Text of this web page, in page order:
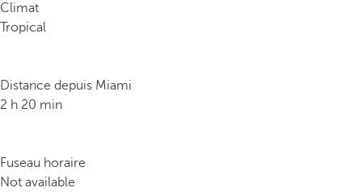
Climat
Tropical
Distance depuis Miami
2 h 20 min
Fuseau horaire
Not available